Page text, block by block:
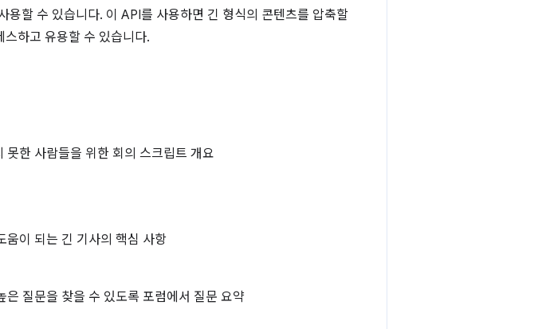
용할 수 있습니다. 이 API를 사용하면 긴 형식의 콘텐츠를 압축할
하고 유용할 수 있습니다.
한 사람들을 위한 회의 스크립트 개요
움이 되는 긴 기사의 핵심 사항
질문을 찾을 수 있도록 포럼에서 질문 요약